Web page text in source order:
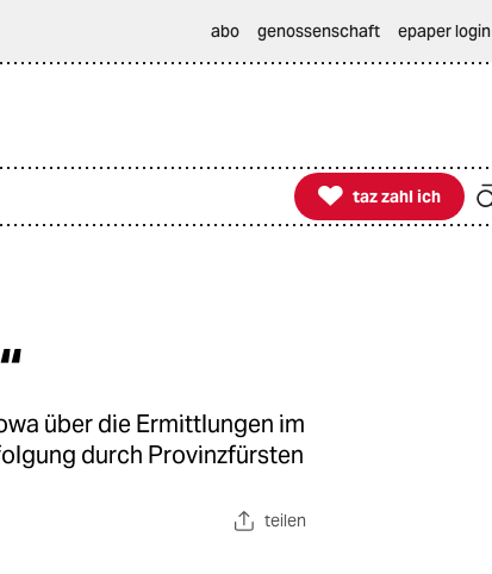
abo genossenschaft epaper login

taz zahl ich
taz zahl ich
über die Ermittlungen im
durch Provinzfürsten
teilen